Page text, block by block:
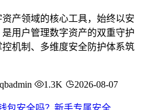
资产领域的核心工具，始终以安
用户管理数字资产的双重守护
机制、多维度安全防护体系筑
qbadmin 1.3K 2026-08-07